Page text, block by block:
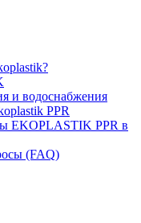
и водоснабжения
PPR
EKOPLASTIK PPR в
(FAQ)